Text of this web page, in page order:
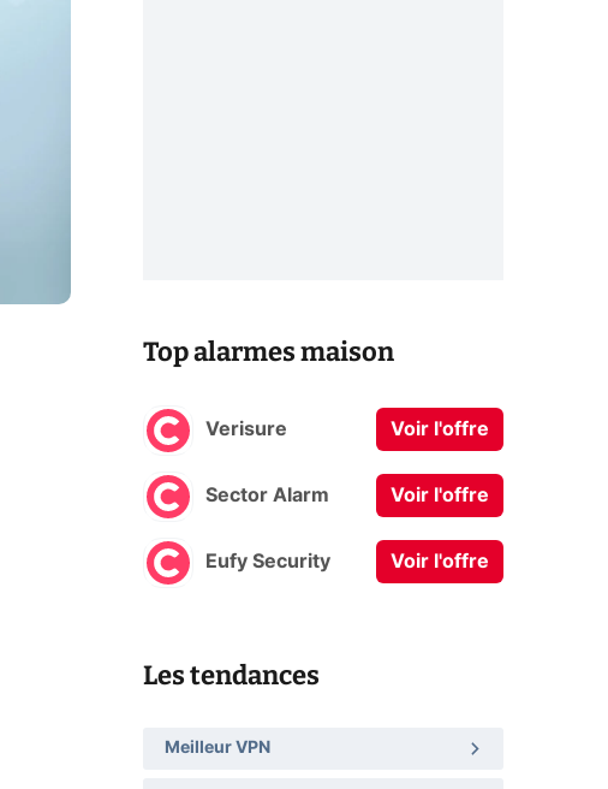
Top alarmes maison
Verisure Voir l'offre
Sector Alarm Voir l'offre
Eufy Security Voir l'offre
Les tendances
Meilleur VPN